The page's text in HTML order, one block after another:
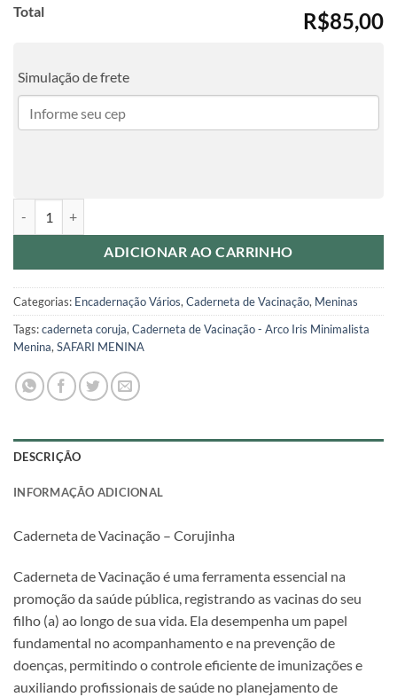
Total R$85,00
Simulação de frete
ADICIONAR AO CARRINHO
Categorias: Encadernação Vários,Caderneta de Vacinação, Meninas
Tags:caderneta coruja,Caderneta de Vacinação - Arco Iris Minimalista
Menina,SAFARI MENINA
DESCRIÇÃO
INFORMAÇÃO ADICIONAL
Caderneta de Vacinação – Corujinha
Caderneta de Vacinação é uma ferramenta essencial na
promoção da saúde pública, registrando as vacinas do seu
filho (a) ao longo de sua vida. Ela desempenha um papel
fundamental no acompanhamento e na prevenção de
doenças, permitindo o controle eficiente de imunizações e
auxiliando profissionais de saúde no planejamento de